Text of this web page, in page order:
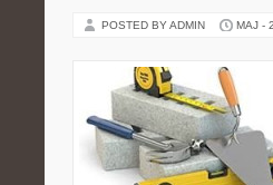
POSTED BY ADMIN MAJ -